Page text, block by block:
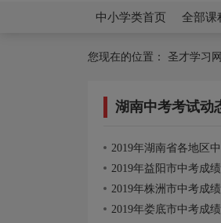
中小学类首页 全部课
您现在的位置： 圣才学习
湖南中考考试动
2019年湖南省各地区
2019年益阳市中考成
2019年株洲市中考成
2019年娄底市中考成